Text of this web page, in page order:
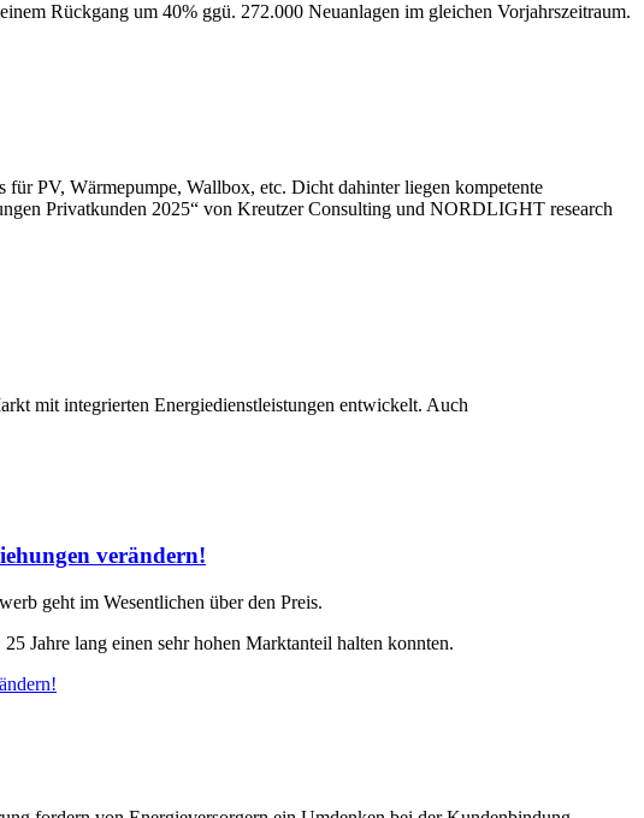
Rückgang um 40% ggü. 272.000 Neuanlagen im gleichen Vorjahrszeitraum.
PV, Wärmepumpe, Wallbox, etc. Dicht dahinter liegen kompetente
Privatkunden 2025“ von Kreutzer Consulting und NORDLIGHT research
mit integrierten Energiedienstleistungen entwickelt. Auch
verändern!
geht im Wesentlichen über den Preis.
Jahre lang einen sehr hohen Marktanteil halten konnten.